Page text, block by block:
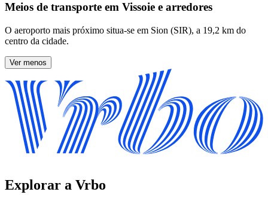
Meios de transporte em Vissoie e arredores
O aeroporto mais próximo situa-se em Sion (SIR), a 19,2 km do
centro da cidade.
Ver menos
Explorar a Vrbo